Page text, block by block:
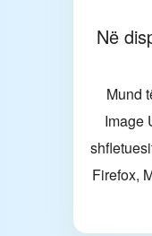
Në
Mund
Image
Firefox,